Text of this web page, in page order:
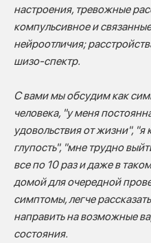
настроения, тревожные
компульсивное и
нейроотличия;
шизо-спектр.
С вами мы обсудим как
человека, "у меня
удовольствия от жизни",
глупость", "мне трудно
все по 10 раз и даже в
домой для очередной
симптомы, легче
направить на возможные
состояния.